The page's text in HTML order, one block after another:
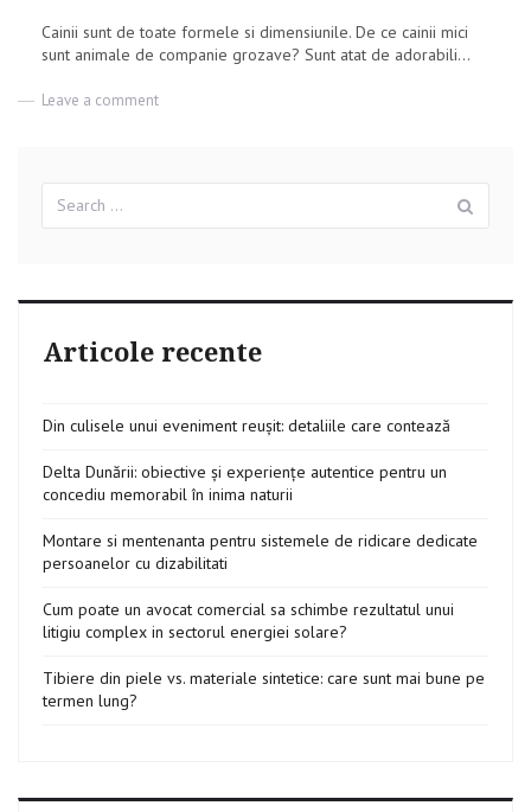
Cainii sunt de toate formele si dimensiunile. De ce cainii mici
sunt animale de companie grozave? Sunt atat de adorabili...
Leave a comment
mai
rase
for:
Articole recente
Din culisele unui eveniment reușit: detaliile care contează
Delta Dunării: obiective și experiențe autentice pentru un
concediu memorabil în inima naturii
Montare si mentenanta pentru sistemele de ridicare dedicate
persoanelor cu dizabilitati
Cum poate un avocat comercial sa schimbe rezultatul unui
litigiu complex in sectorul energiei solare?
Tibiere din piele vs. materiale sintetice: care sunt mai bune pe
termen lung?